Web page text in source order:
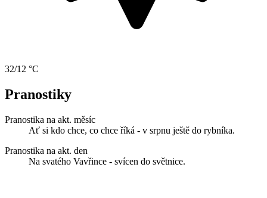
32/12 °C
Pranostiky
Pranostika na akt. měsíc
Ať si kdo chce, co chce říká - v srpnu ještě do rybníka.
Pranostika na akt. den
Na svatého Vavřince - svícen do světnice.